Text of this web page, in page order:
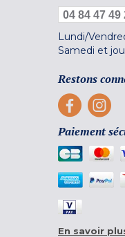
04 84 47 49
Lundi/
Samedi et
Restons
Paiement
En savoir